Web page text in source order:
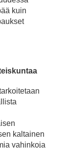
kuin
kaltainen
vahinkoja